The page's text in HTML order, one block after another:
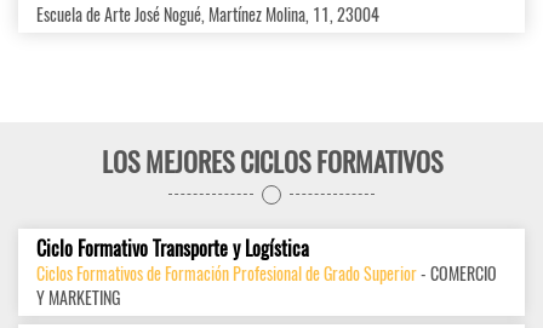
Escuela de Arte José Nogué, Martínez Molina, 11, 23004
LOS MEJORES CICLOS FORMATIVOS
Ciclo Formativo Transporte y Logística
Ciclos Formativos de Formación Profesional de Grado Superior- COMERCIO
Y MARKETING